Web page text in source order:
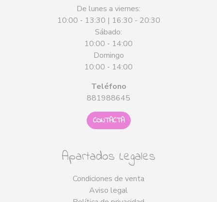
De lunes a viernes:
10:00 - 13:30 | 16:30 - 20:30
Sábado:
10:00 - 14:00
Domingo
10:00 - 14:00
Teléfono
881988645
CONTACTA
Apartados Legales
Condiciones de venta
Aviso legal